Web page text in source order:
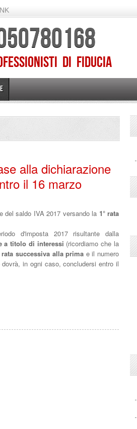
DI FIDUCIA
alla dichiarazione
il 16 marzo
del saldo IVA 2017 versando la 1° rata
d'imposta 2017 risultante dalla
a titolo di interessi (ricordiamo che la
successiva alla prima e il numero
in ogni caso, concludersi entro il